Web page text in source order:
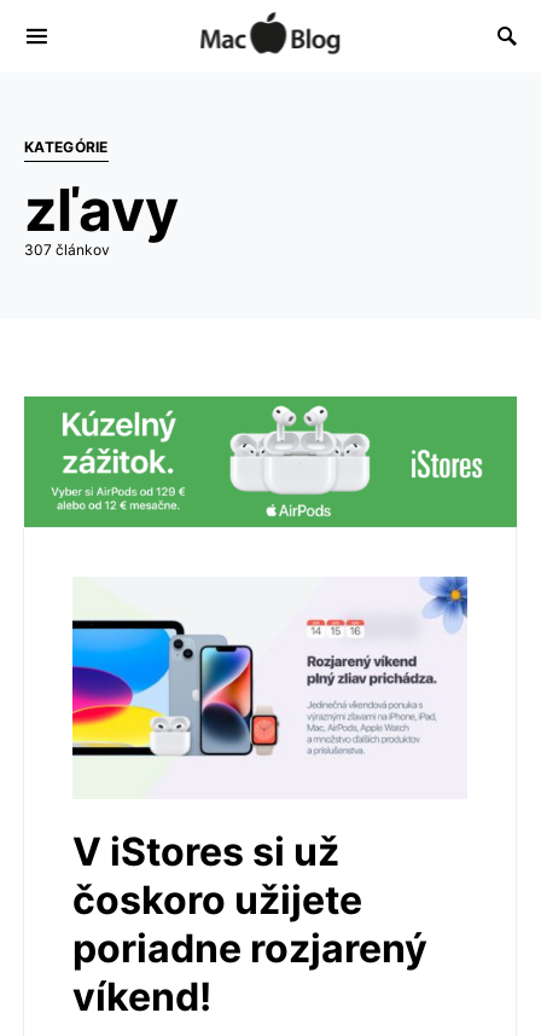
KATEGÓRIE
zľavy
307 článkov
V iStores si už
čoskoro užijete
poriadne rozjarený
víkend!